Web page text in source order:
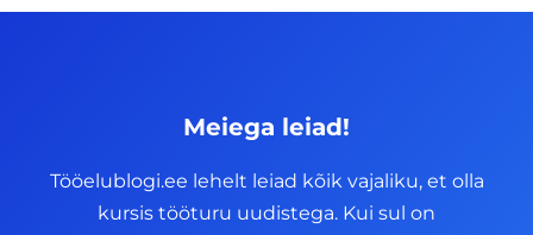
Meiega leiad!
Tööelublogi.ee lehelt leiad kõik vajaliku, et olla
kursis tööturu uudistega. Kui sul on